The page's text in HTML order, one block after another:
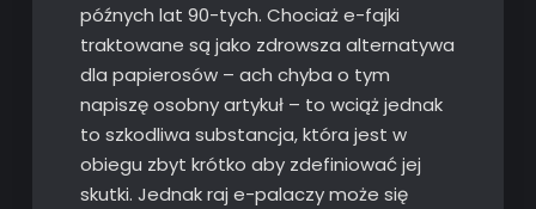
późnych lat 90-tych. Chociaż e-fajki
traktowane są jako zdrowsza alternatywa
dla papierosów – ach chyba o tym
napiszę osobny artykuł – to wciąż jednak
to szkodliwa substancja, która jest w
obiegu zbyt krótko aby zdefiniować jej
skutki. Jednak raj e-palaczy może się